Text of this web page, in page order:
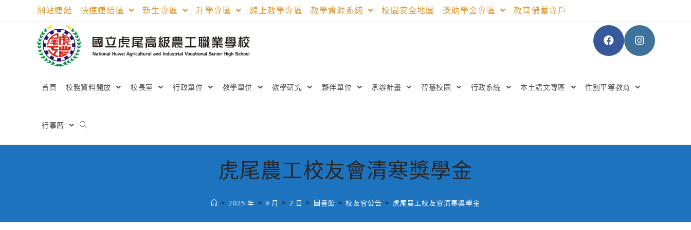
網站連結 快速連結區 新生專區 升學專區 線上教學專區 教學資源系統 校園安全地圖 獎助學金專區 教育儲蓄專戶
首頁 校務資料開放 校長室 行政單位 教學單位 教學研究 夥伴單位 承辦計畫 智慧校園 行政系統 本土語文專區 性別平等教育
行事曆
虎尾農工校友會清寒獎學金
> 2025 年 > 9 月 > 2 日 > 圖書館 > 校友會公告 > 虎尾農工校友會清寒獎學金